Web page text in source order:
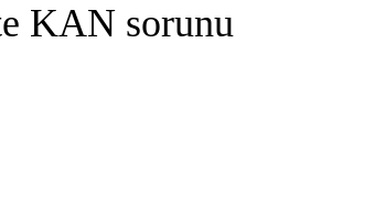
KAN sorunu